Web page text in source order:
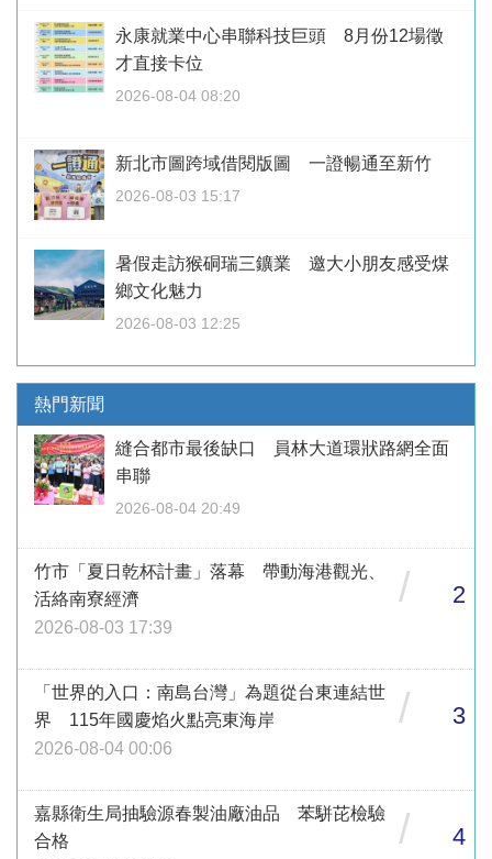
永康就業中心串聯科技巨頭 8月份12場徵
才直接卡位
2026-08-04 08:20
新北市圖跨域借閱版圖 一證暢通至新竹
2026-08-03 15:17
暑假走訪猴硐瑞三鑛業 邀大小朋友感受煤
鄉文化魅力
2026-08-03 12:25
熱門新聞
縫合都市最後缺口 員林大道環狀路網全面
串聯
2026-08-04 20:49
竹市「夏日乾杯計畫」落幕 帶動海港觀光、
活絡南寮經濟
2026-08-03 17:39
/ 2
「世界的入口：南島台灣」為題從台東連結世
界 115年國慶焰火點亮東海岸
2026-08-04 00:06
/ 3
嘉縣衛生局抽驗源春製油廠油品 苯駢芘檢驗
合格
/ 4